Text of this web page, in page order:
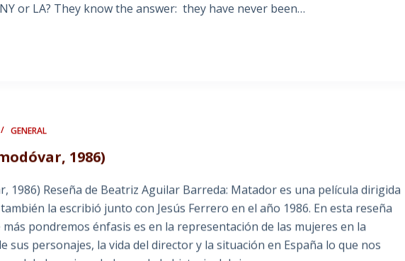
or LA? They know the answer: they have never been…
GENERAL
1986)
1986) Reseña de Beatriz Aguilar Barreda: Matador es una película dirigida
la escribió junto con Jesús Ferrero en el año 1986. En esta reseña
pondremos énfasis es en la representación de las mujeres en la
sus personajes, la vida del director y la situación en España lo que nos